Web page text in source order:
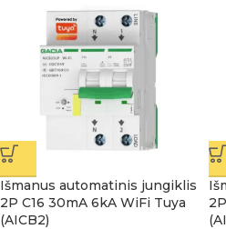
Išmanus automatinis jungiklis
2P C16 30mA 6kA WiFi Tuya
(AICB2)